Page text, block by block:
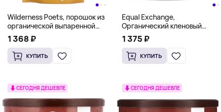
Wilderness Poets, порошок из
органической выпаренной
кокосовой воды, 113 г
(4 унций)
1 368 ₽
КУПИТЬ
Equal Exchange,
Органический кленовый
какао, 340 г (12 унций)
1 375 ₽
КУПИТЬ
СЕГОДНЯ ДЕШЕВЛЕ СЕГОДНЯ ДЕШЕВЛЕ